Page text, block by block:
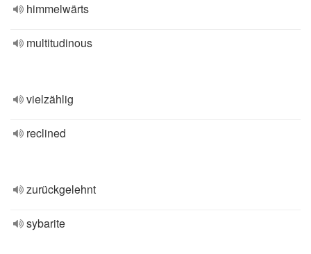
himmelwärts
multitudinous
vielzählig
reclined
zurückgelehnt
sybarite